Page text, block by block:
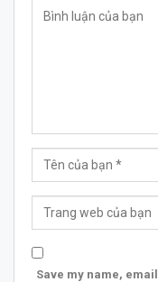
Save my name,